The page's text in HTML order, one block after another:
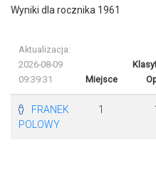
Wyniki dla rocznika 1961
Aktualizacja:
2026-08-09
09:39:31
Miejsce
FRANEK
POLOWY
1 1